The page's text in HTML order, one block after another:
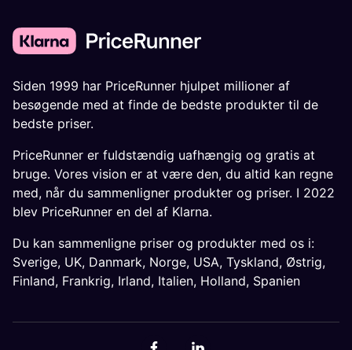
Siden 1999 har PriceRunner hjulpet millioner af
besøgende med at finde de bedste produkter til de
bedste priser.
PriceRunner er fuldstændig uafhængig og gratis at
bruge. Vores vision er at være den, du altid kan regne
med, når du sammenligner produkter og priser. I 2022
blev PriceRunner en del af Klarna.
Du kan sammenligne priser og produkter med os i:
Sverige, UK, Danmark, Norge, USA, Tyskland, Østrig,
Finland, Frankrig, Irland, Italien, Holland, Spanien